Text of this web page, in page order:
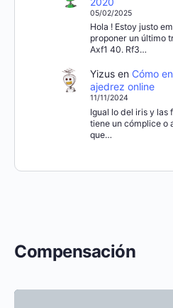
Compensación
05/02/2025
Hola ! Estoy justo
proponer un último
Axf1 40. Rf3…
Yizusen Cómo
ajedrez online
11/11/2024
Igual lo del iris y las
tiene un cómplice o
que…